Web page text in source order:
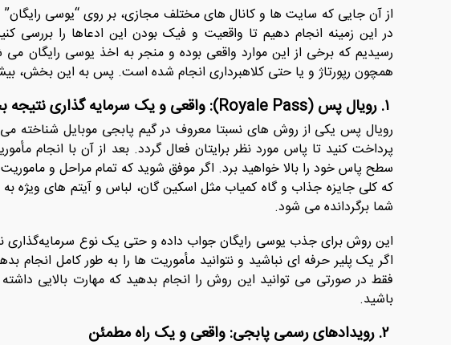
از آن جایی که سایت ها و کانال های مختلف مجازی، بر روی “یوسی
در این زمینه انجام دهیم تا واقعیت و فیک بودن این ادعاها را بررسی
رسیدیم که برخی از این موارد واقعی بوده و منجر به اخذ یوسی رایگان
همچون رپورتاژ و یا حتی کلاهبرداری انجام شده است. پس به این بخش،
پرداخت کنید تا پاس مورد نظر برایتان فعال گردد. بعد از آن با انجام
سطح پاس خود را بالا خواهید برد. اگر موفق شوید که تمام مراحل و
شما برگردانده می ‌شود.
این روش برای جذب یوسی رایگان جواب داده و حتی یک نوع
اگر یک پلیر حرفه ‌ای نباشید و نتوانید مأموریت‌ ها را به طور کامل انجام
فقط در صورتی می توانید این روش را انجام بدهید که مهارت بالایی
باشید.